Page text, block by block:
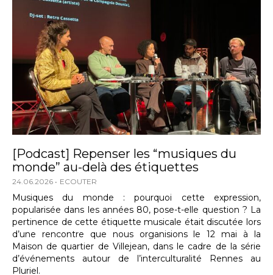
[Podcast] Repenser les “musiques du
monde” au-delà des étiquettes
24.06.2026 ECOUTER
Musiques du monde : pourquoi cette expression,
popularisée dans les années 80, pose-t-elle question ? La
pertinence de cette étiquette musicale était discutée lors
d’une rencontre que nous organisions le 12 mai à la
Maison de quartier de Villejean, dans le cadre de la série
d’événements autour de l’interculturalité Rennes au
Pluriel.